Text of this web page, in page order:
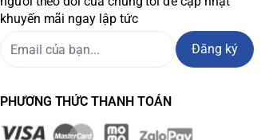
khuyến mãi ngay lập tức
Đăng ký
PHƯƠNG THỨC THANH TOÁN